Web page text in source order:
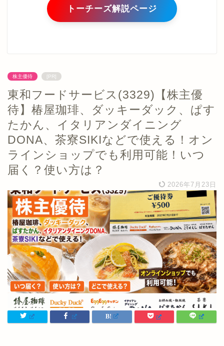
トーチーズ解説ページ
株主優待 [PR]
東和フードサービス(3329)【株主優
待】椿屋珈琲、ダッキーダック、ぱす
たかん、イタリアンダイニング
DONA、茶寮SIKIなどで使える！オン
ラインショップでも利用可能！いつ
届く？使い方は？
2026年7月23日